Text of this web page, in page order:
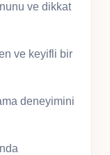
ve dikkat
ve keyifli bir
deneyimini